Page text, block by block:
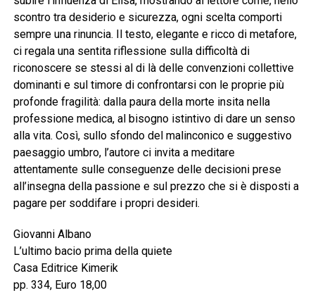
scontro tra desiderio e sicurezza, ogni scelta comporti
sempre una rinuncia. Il testo, elegante e ricco di metafore,
ci regala una sentita riflessione sulla difficoltà di
riconoscere se stessi al di là delle convenzioni collettive
dominanti e sul timore di confrontarsi con le proprie più
profonde fragilità: dalla paura della morte insita nella
professione medica, al bisogno istintivo di dare un senso
alla vita. Così, sullo sfondo del malinconico e suggestivo
paesaggio umbro, l’autore ci invita a meditare
attentamente sulle conseguenze delle decisioni prese
all’insegna della passione e sul prezzo che si è disposti a
pagare per soddifare i propri desideri.
Giovanni Albano
L’ultimo bacio prima della quiete
Casa Editrice Kimerik
pp. 334, Euro 18,00